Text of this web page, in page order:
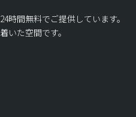
時間無料でご提供しています。
いた空間です。